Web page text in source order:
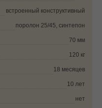
встроенный конструктивный
поролон 25/45, синтепон
70 мм
120 кг
18 месяцев
10 лет
нет